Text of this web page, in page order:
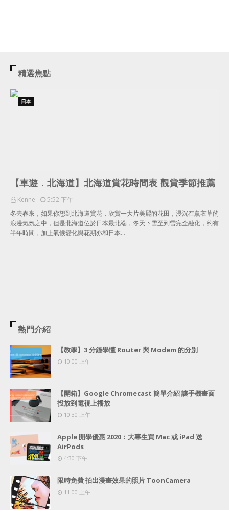
精選焦點
日本
【車遊．北海道】北海道賞花時間表 觀賞季節推薦
Kenne
5:52 下午
冬去春來，如果你想到北海道賞花，欣賞一大片美麗的花田，浸沉在薰衣草的
浪漫氣氛之中，但是北海道位於日本最北端，冬天下雪至到雪完全融化，約有
半年時間，加上氣候變化與花期亦和日本…
熱門介紹
【教學】3 分鐘學懂 Router 與 Modem 的分別
10:00 上午
【開箱】Google Chromecast 簡單介紹 讓手機畫面
投放到電視上播放
10:30 上午
Apple 開學優惠 2020：大專生買 Mac 或 iPad 送
AirPods
4:30 下午
限時免費 拍出漫畫效果的照片 ToonCamera
11:00 上午